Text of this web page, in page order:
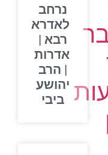
נרחב
לאדרא
רבא |
אדרות
| הרב
יהושע
ביבי